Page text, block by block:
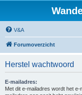
V&A
Forumoverzicht
Herstel wachtwoord
E-mailadres:
Met dit e-mailadres wordt het